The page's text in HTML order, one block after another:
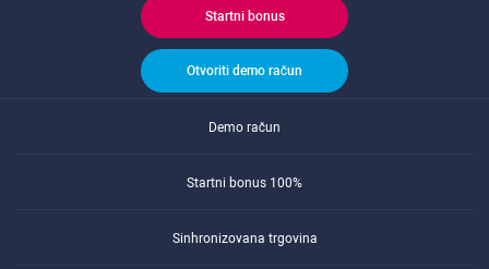
Startni bonus
Otvoriti demo račun
Demo račun
Startni bonus 100%
Sinhronizovana trgovina